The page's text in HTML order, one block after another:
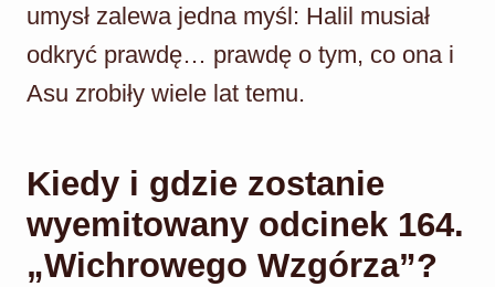
umysł zalewa jedna myśl: Halil musiał
odkryć prawdę… prawdę o tym, co ona i
Asu zrobiły wiele lat temu.
Kiedy i gdzie zostanie
wyemitowany odcinek 164.
„Wichrowego Wzgórza”?